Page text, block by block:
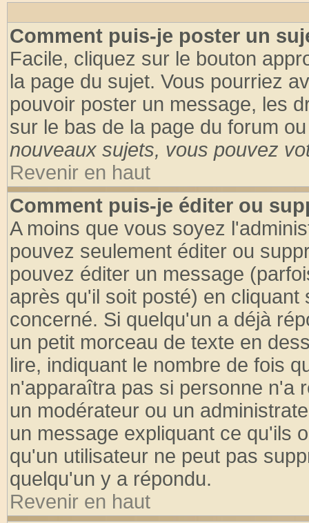
Comment puis-je poster un
Facile, cliquez sur le bouton
la page du sujet. Vous pourriez
pouvoir poster un message, les
sur le bas de la page du forum
nouveaux sujets, vous pouvez
Revenir en haut
Comment puis-je éditer ou
A moins que vous soyez
pouvez seulement éditer ou
pouvez éditer un message
après qu'il soit posté) en
concerné. Si quelqu'un a déjà
un petit morceau de texte en
lire, indiquant le nombre de fois
n'apparaîtra pas si personne n'a
un modérateur ou un
un message expliquant ce qu'ils
qu'un utilisateur ne peut pas
quelqu'un y a répondu.
Revenir en haut